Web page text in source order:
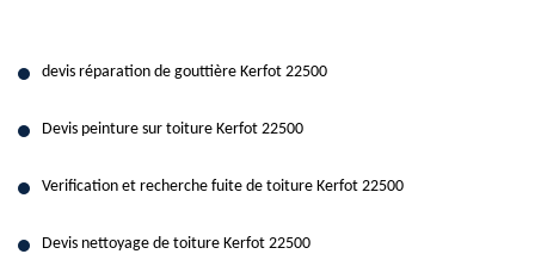
devis réparation de gouttière Kerfot 22500
Devis peinture sur toiture Kerfot 22500
Verification et recherche fuite de toiture Kerfot 22500
Devis nettoyage de toiture Kerfot 22500